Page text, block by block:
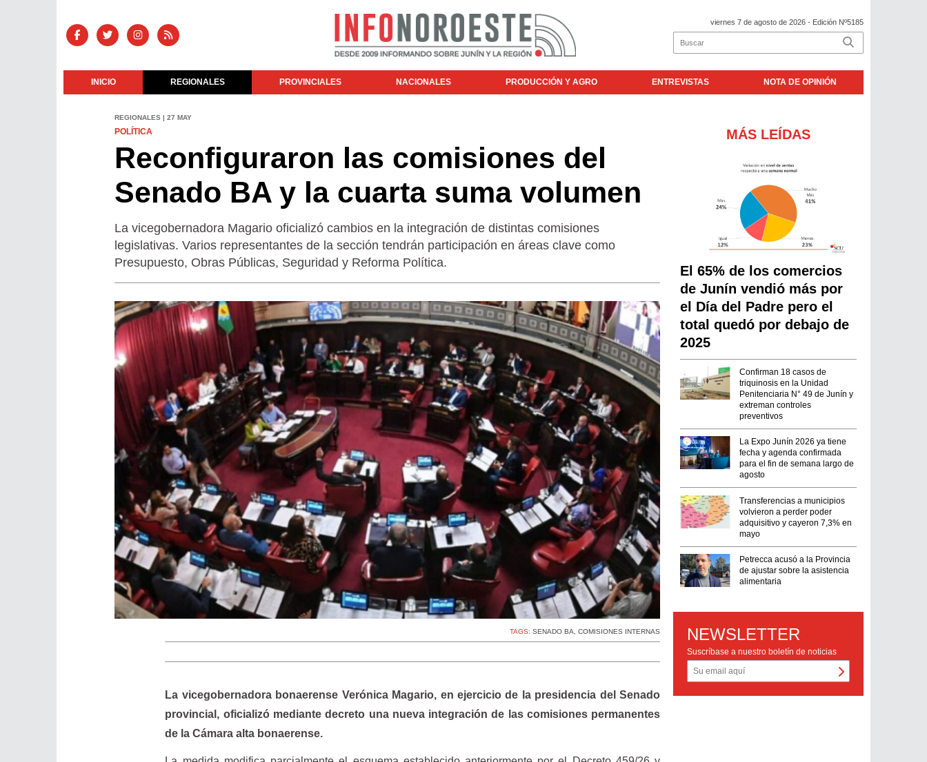
viernes 7 de agosto de 2026 - Edición Nº5185
INICIO REGIONALES PROVINCIALES NACIONALES PRODUCCIÓN Y AGRO ENTREVISTAS NOTA DE OPINIÓN
REGIONALES | 27 MAY
POLÍTICA
Reconfiguraron las comisiones del
Senado BA y la cuarta suma volumen
La vicegobernadora Magario oficializó cambios en la integración de distintas comisiones
legislativas. Varios representantes de la sección tendrán participación en áreas clave como
Presupuesto, Obras Públicas, Seguridad y Reforma Política.
TAGS:SENADO BA ,COMISIONES INTERNAS
La vicegobernadora bonaerense Verónica Magario, en ejercicio de la presidencia del Senado
provincial, oficializó mediante decreto una nueva integración de las comisiones permanentes
de la Cámara alta bonaerense.
MÁS LEÍDAS
El 65% de los comercios
de Junín vendió más por
el Día del Padre pero el
total quedó por debajo de
2025
Confirman 18 casos de
triquinosis en la Unidad
Penitenciaria N° 49 de Junín y
extreman controles
preventivos
La Expo Junín 2026 ya tiene
fecha y agenda confirmada
para el fin de semana largo de
agosto
Transferencias a municipios
volvieron a perder poder
adquisitivo y cayeron 7,3% en
mayo
Petrecca acusó a la Provincia
de ajustar sobre la asistencia
alimentaria
NEWSLETTER
Suscríbase a nuestro boletín de noticias